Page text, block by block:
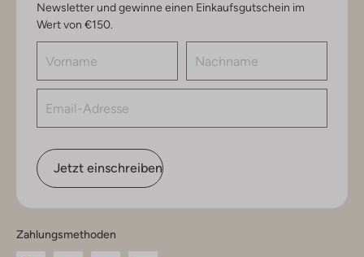
Newsletter und gewinne einen Einkaufsgutschein im
Wert von €150.
Jetzt einschreiben
Zahlungsmethoden